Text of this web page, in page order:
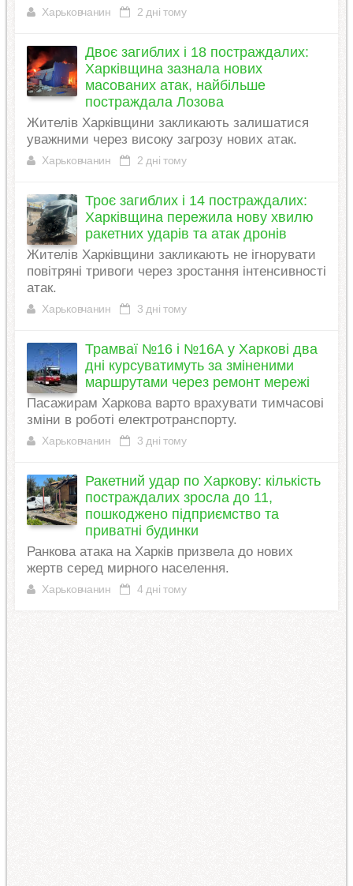
Харьковчанин 2 дні тому
Двоє загиблих і 18 постраждалих:
Харківщина зазнала нових
масованих атак, найбільше
постраждала Лозова
Жителів Харківщини закликають залишатися
уважними через високу загрозу нових атак.
Харьковчанин 2 дні тому
Троє загиблих і 14 постраждалих:
Харківщина пережила нову хвилю
ракетних ударів та атак дронів
Жителів Харківщини закликають не ігнорувати
повітряні тривоги через зростання інтенсивності
атак.
Харьковчанин 3 дні тому
Трамваї №16 і №16А у Харкові два
дні курсуватимуть за зміненими
маршрутами через ремонт мережі
Пасажирам Харкова варто врахувати тимчасові
зміни в роботі електротранспорту.
Харьковчанин 3 дні тому
Ракетний удар по Харкову: кількість
постраждалих зросла до 11,
пошкоджено підприємство та
приватні будинки
Ранкова атака на Харків призвела до нових
жертв серед мирного населення.
Харьковчанин 4 дні тому